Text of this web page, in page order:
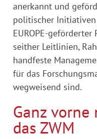
anerkannt und
politischer Initiativen
EUROPE-
seither Leitlinien,
handfeste
für das
wegweisend sind.
Ganz
das ZWM